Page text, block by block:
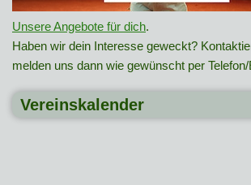
Unsere Angebote für dich.
Haben wir dein Interesse geweckt?
melden uns dann wie gewünscht per
Vereinskalender